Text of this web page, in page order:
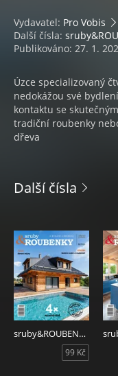
Vydavatel: Pro Vobis
Další čísla:
Publikováno: 27. 1.
Úzce specializovaný
nedokážou své
kontaktu se
tradiční roubenky
dřeva
Další čísla
sruby&ROUBENKY 3/2026
99 Kč